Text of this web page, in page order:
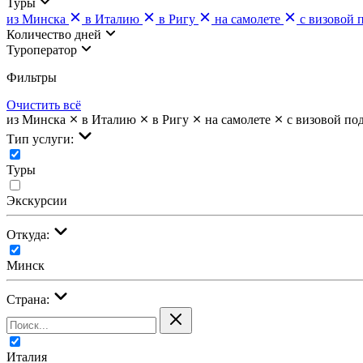
из Минска
в Италию в Ригу на самолете
с визовой
Количество дней
Туроператор
Фильтры
Очистить всё
из Минска
в Италию в Ригу на самолете
с визовой
Тип услуги:
Туры
Экскурсии
Откуда:
Минск
Страна:
Италия